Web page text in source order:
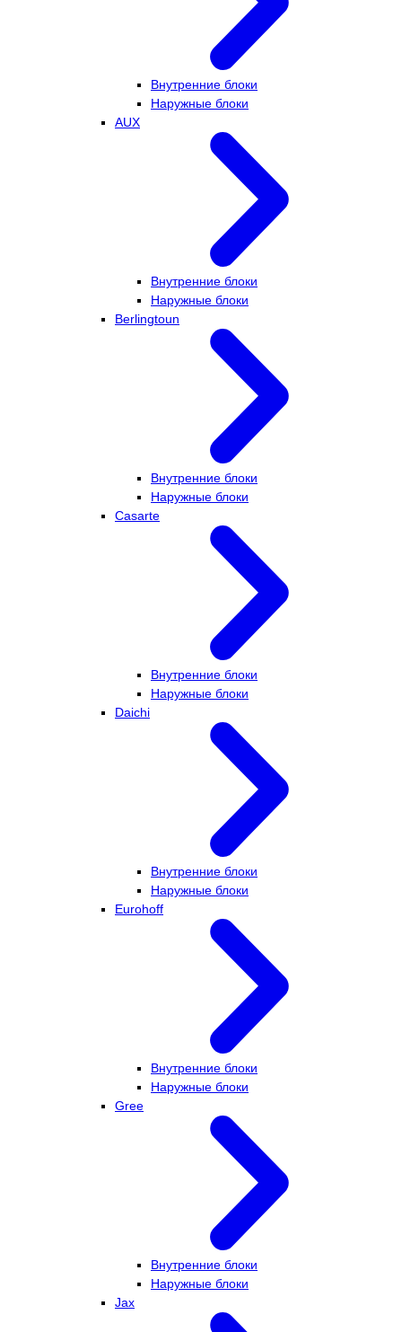
Внутренние блоки
Наружные блоки
AUX
Внутренние блоки
Наружные блоки
Berlingtoun
Внутренние блоки
Наружные блоки
Casarte
Внутренние блоки
Наружные блоки
Daichi
Внутренние блоки
Наружные блоки
Eurohoff
Внутренние блоки
Наружные блоки
Gree
Внутренние блоки
Наружные блоки
Jax